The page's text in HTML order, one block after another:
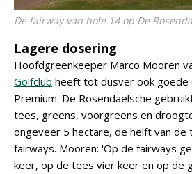
De fairway van hole 14 op De
Lagere dosering
Hoofdgreenkeeper Marco Mooren
Golfclub heeft tot dusver ook goede
Premium. De Rosendaelsche
tees, greens, voorgreens en
ongeveer 5 hectare, de helft van de
fairways. Mooren: 'Op de fairways
keer, op de tees vier keer en op de